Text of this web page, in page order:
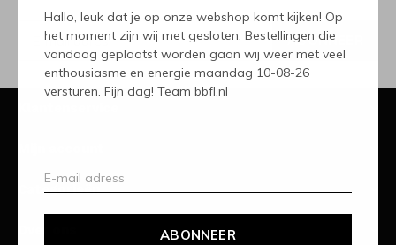
Hallo, leuk dat je op onze webshop komt kijken! Op
het moment zijn wij met gesloten. Bestellingen die
vandaag geplaatst worden gaan wij weer met veel
enthousiasme en energie maandag 10-08-26
versturen. Fijn dag! Team bbfl.nl
ABONNEER
ABONNEER
Categorieën